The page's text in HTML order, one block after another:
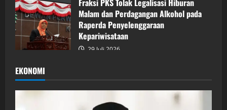
Fraksi PKS Tolak Legalisasi Hiburan
Malam dan Perdagangan Alkohol pada
Raperda Penyelenggaraan
Kepariwisataan
29 Juli 2026
EKONOMI